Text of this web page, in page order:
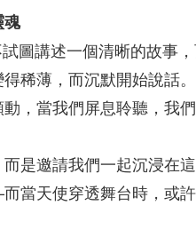
圖講述一個清晰的故事
稀薄，而沉默開始說
，當我們屏息聆聽，我
是邀請我們一起沉浸在
天使穿透舞台時，或許